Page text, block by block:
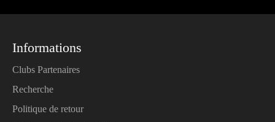
Informations
Clubs Partenaires
Recherche
Politique de retour